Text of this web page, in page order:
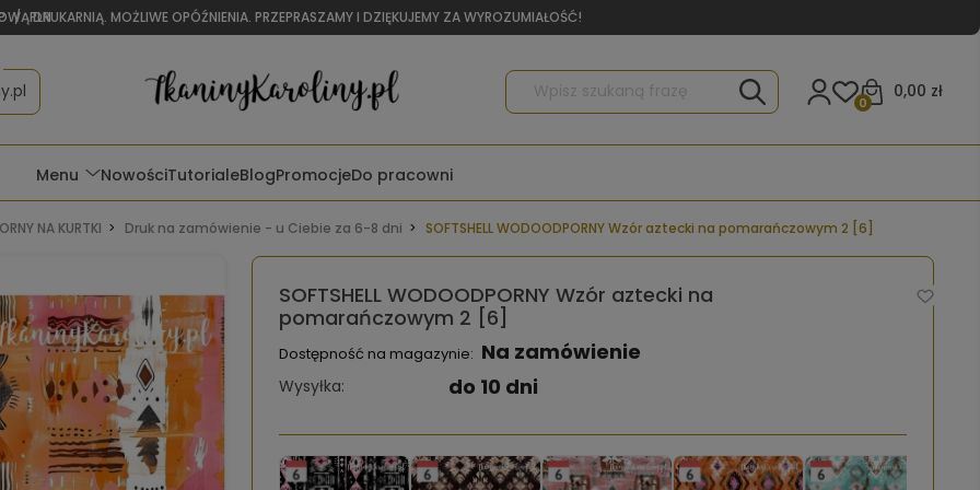
/ PLN
DRUKARNIĄ. MOŻLIWE OPÓŹNIENIA. PRZEPRASZAMY I DZIĘKUJEMY ZA WYROZUMIAŁOŚĆ!
0,00 zł
0
Menu NowościTutorialeBlogPromocjeDo pracowni
NA KURTKI Druk na zamówienie - u Ciebie za 6-8 dni SOFTSHELL WODOODPORNY Wzór aztecki na pomarańczowym 2 [6]
SOFTSHELL WODOODPORNY Wzór aztecki na
pomarańczowym 2 [6]
Dostępność na magazynie: Na zamówienie
Wysyłka: do 10 dni